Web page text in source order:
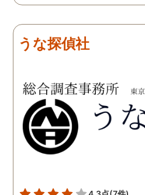
だき、私の望む結果を得る
言えないですが、それでも
少しでも低く抑えるアドバ
た。 調査も私の望む結果を
得るべく、尽力して頂き、
密に連絡をいただきなが
ら、丁寧に対応してくださ
いました。 おかげで、とて
も、不安で日々辛い気持ち
うな探偵社